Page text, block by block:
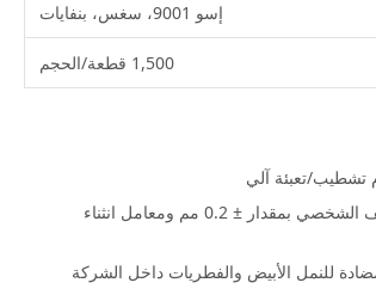
إسو 9001، سغس، بنفايات
1,500 قطعة/الحجم
تضمن أجهزة البثق ذات اللولب المزدوج المزودة بمعايرة فراغية تحملًا للملف الشخصي بمقدار ± 0.2 مم ومعامل انثناء